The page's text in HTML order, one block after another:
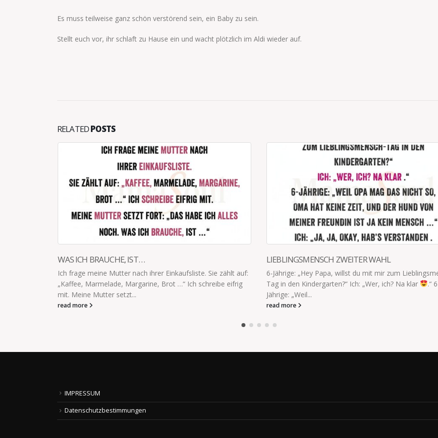
Es muss teilweise ganz schön verstörend sein, ein Baby zu sein.
Stellt euch vor, ihr schlaft zu Hause ein und wacht plötzlich im Aldi wieder auf.
RELATEDPOSTS
LIEBLINGSMENSCH ZWEITER WAHL
6-Jährige: „Hey Papa, willst du mit mir zum Lieblingsmensch-
Tag in den Kindergarten?“ Ich: „Wer, ich? Na klar
.“ 6-
Jährige: „Weil...
read more
FÜR DEN FALL
KIND 1 HAT DIE MILCH AUFGEMACHT, ohne zu
Vielleicht ist es ja doch hochbegabt.
read more
IMPRESSUM
Datenschutzbestimmungen